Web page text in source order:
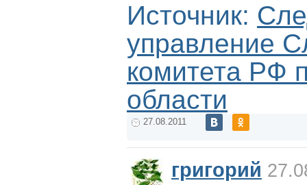
Источник:
управление
комитета РФ
области
27.08.2011
григорий